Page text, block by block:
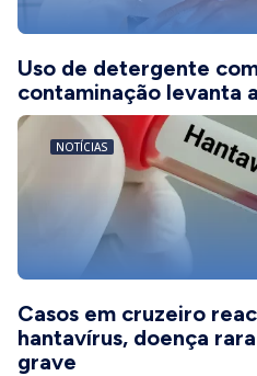
Uso de detergente
contaminação levanta
NOTÍCIAS
Casos em cruzeiro
hantavírus, doença
grave